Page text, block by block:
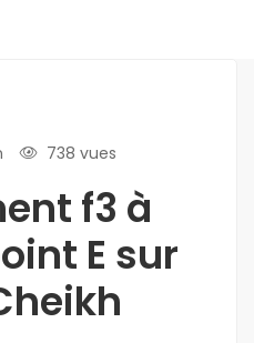
738 vues
f3 à
E sur